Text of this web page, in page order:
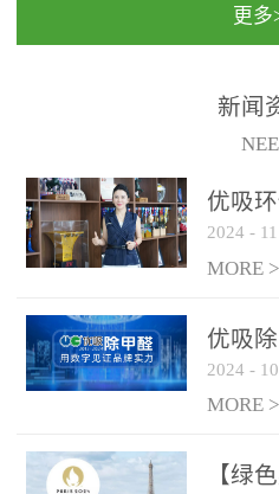
民法院室内除甲醛空气治
保施工日期：2020年1月珠
更多
新闻
优吸
勇敢破
2024 - 11
MORE >
优吸
业，
2024 - 10
MORE >
【绿